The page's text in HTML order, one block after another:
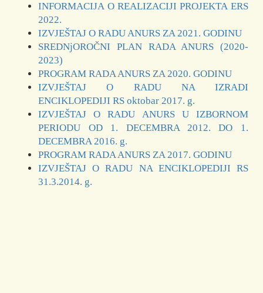
INFORMACIJA O REALIZACIJI PROJEKTA ERS
2022.
IZVJEŠTAJ O RADU ANURS ZA 2021. GODINU
SREDNjOROČNI PLAN RADA ANURS (2020-
2023)
PROGRAM RADA ANURS ZA 2020. GODINU
IZVJEŠTAJ O RADU NA IZRADI
ENCIKLOPEDIJI RS oktobar 2017. g.
IZVJEŠTAJ O RADU ANURS U IZBORNOM
PERIODU OD 1. DECEMBRA 2012. DO 1.
DECEMBRA 2016. g.
PROGRAM RADA ANURS ZA 2017. GODINU
IZVJEŠTAJ O RADU NA ENCIKLOPEDIJI RS
31.3.2014. g.